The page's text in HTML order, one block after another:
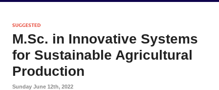
SUGGESTED
M.Sc. in Innovative Systems
for Sustainable Agricultural
Production
Sunday June 12th, 2022